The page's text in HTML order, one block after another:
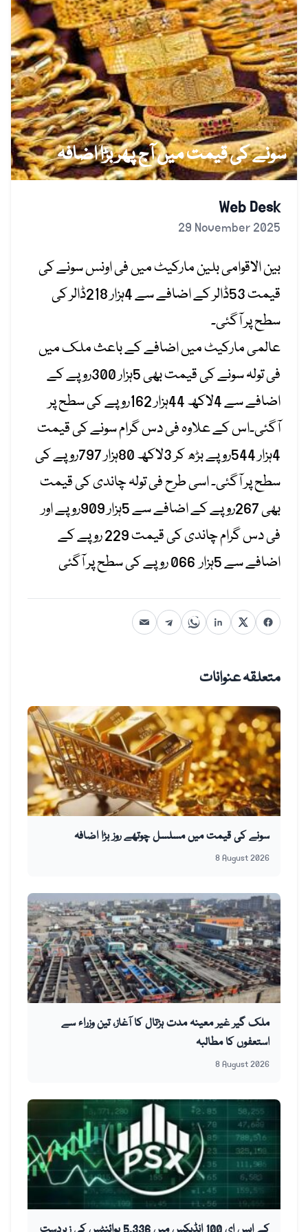
سونے کی قیمت میں آج پھر بڑا اضافہ
Web Desk
29 November 2025
بین الاقوامی بلین مارکیٹ میں فی اونس سونے کی
قیمت 53ڈالر کے اضافے سے 4ہزار 218ڈالر کی
سطح پر آگئی۔
عالمی مارکیٹ میں اضافے کے باعث ملک میں
فی تولہ سونے کی قیمت بھی 5ہزار 300روپے کے
اضافے سے 4لاکھ 44ہزار 162روپے کی سطح پر
آگئی۔اس کے علاوہ فی دس گرام سونے کی قیمت
4ہزار 544روپے بڑھ کر 3لاکھ 80ہزار 797روپے کی
سطح پر آگئی۔ اسی طرح فی تولہ چاندی کی قیمت
بھی 267روپے کے اضافے سے 5ہزار 909روپے اور
فی دس گرام چاندی کی قیمت 229 روپے کے
اضافے سے 5ہزار 066 روپے کی سطح پر آگئی
متعلقہ عنوانات
سونے کی قیمت میں مسلسل چوتھے روز بڑا اضافہ
8 August 2026
ملک گیر غیر معینہ مدت ہڑتال کا آغاز، تین وزراء سے
استعفوں کا مطالبہ
8 August 2026